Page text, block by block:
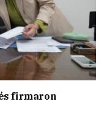
firmaron